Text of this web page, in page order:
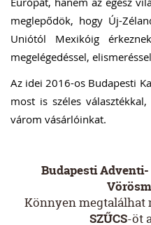
meglepődök, hogy Új-
Uniótól Mexikóig
megelégedéssel,
Az idei 2016-os Budapesti
most is széles
várom vásárlóinkat.
Budapesti
Könnyen megtalálhat
SZŰCS-öt